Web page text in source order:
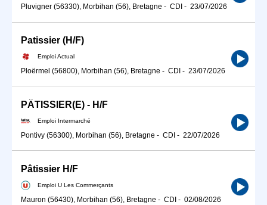
Pluvigner (56330), Morbihan (56), Bretagne - CDI - 23/07/2026
Patissier (H/F)
Emploi Actual
Ploërmel (56800), Morbihan (56), Bretagne - CDI - 23/07/2026
PÂTISSIER(E) - H/F
Emploi Intermarché
Pontivy (56300), Morbihan (56), Bretagne - CDI - 22/07/2026
Pâtissier H/F
Emploi U Les Commerçants
Mauron (56430), Morbihan (56), Bretagne - CDI - 02/08/2026